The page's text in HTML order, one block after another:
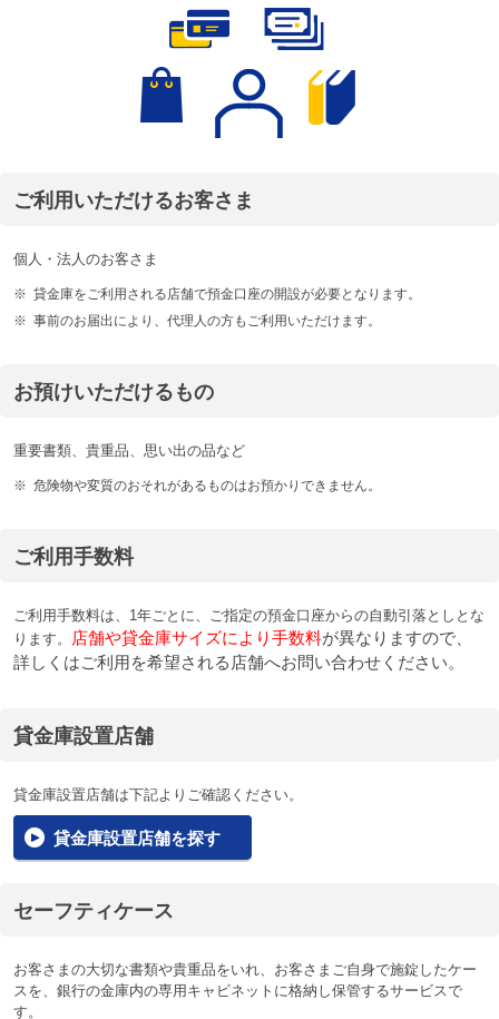
ご利用いただけるお客さま
個人・法人のお客さま
※ 貸金庫をご利用される店舗で預金口座の開設が必要となります。
※ 事前のお届出により、代理人の方もご利用いただけます。
お預けいただけるもの
重要書類、貴重品、思い出の品など
※ 危険物や変質のおそれがあるものはお預かりできません。
ご利用手数料
ご利用手数料は、1年ごとに、ご指定の預金口座からの自動引落としとな
ります。
店舗や貸金庫サイズにより手数料が異なりますので、
詳しくはご利用を希望される店舗へお問い合わせください。
貸金庫設置店舗
貸金庫設置店舗は下記よりご確認ください。
貸金庫設置店舗を探す
セーフティケース
お客さまの大切な書類や貴重品をいれ、お客さまご自身で施錠したケー
スを、銀行の金庫内の専用キャビネットに格納し保管するサービスで
す。